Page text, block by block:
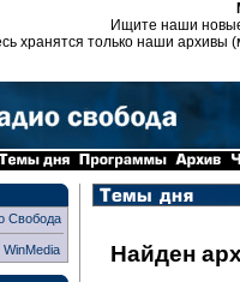
Ищите наши
хранятся только наши архивы
Свобода
WinMedia Найден